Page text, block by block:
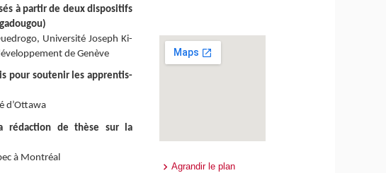
à partir de deux dispositifs
, Université Joseph Ki-
de Genève
pour soutenir les apprentis-
d’Ottawa
rédaction de thèse sur la
à Montréal
Agrandir le plan